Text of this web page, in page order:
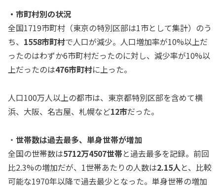
・市町村別の状況
全国1719市町村（東京の特別区部は1市として集計）のう
ち、 1558市町村で人口が減少。人口増加率が10%以上だ
ったのはわずか6市町村だったのに対し、減少率が10%以
上だったのは476市町村に上った。
人口100万人以上の都市は、東京都特別区部を含めて横
浜、大阪、名古屋、札幌など12市だった。
・ 世帯数は過去最多、単身世帯が増加
全国の世帯数は5712万4507世帯と過去最多を記録。前回
比2.3%の増加だが、1世帯あたりの人数は2.15人と、比較
可能な1970年以降で過去最少となった。単身世帯の増加